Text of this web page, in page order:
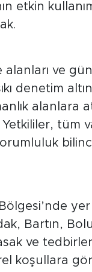
etkin
ve
denetim
alanlara
tüm
Bartın,
ve
koşullara